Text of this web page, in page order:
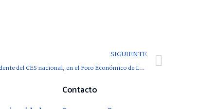
SIGUIENTE
Ponencia de Antón Costas, presidente del CES nacional, en el Foro Económico de Logroño
Contacto